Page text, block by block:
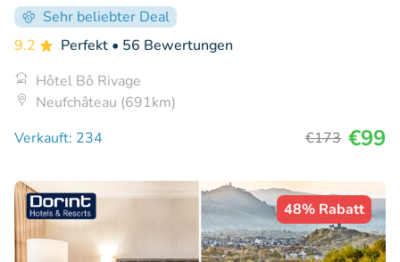
Sehr beliebter Deal
9.2
Perfekt • 56 Bewertungen
Hôtel Bô Rivage
Neufchâteau (691km)
Verkauft: 234
€173 €99
48% Rabatt